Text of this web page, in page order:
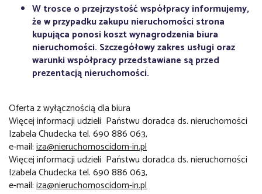
W trosce o przejrzystość współpracy informujemy,
że w przypadku zakupu nieruchomości strona
kupująca ponosi koszt wynagrodzenia biura
nieruchomości. Szczegółowy zakres usługi oraz
warunki współpracy przedstawiane są przed
prezentacją nieruchomości.
Oferta z wyłącznością dla biura
Więcej informacji udzieli Państwu doradca ds. nieruchomości
Izabela Chudecka tel. 690 886 063,
e-mail:iza@nieruchomoscidom-in.pl
Więcej informacji udzieli Państwu doradca ds. nieruchomości
Izabela Chudecka tel. 690 886 063,
e-mail:iza@nieruchomoscidom-in.pl